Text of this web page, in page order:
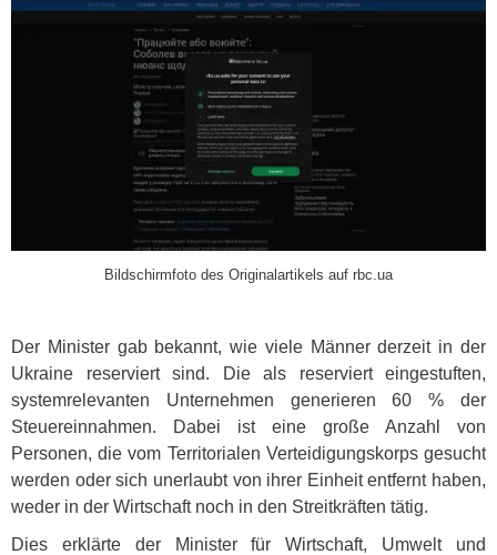
Bildschirmfoto des Originalartikels auf rbc.ua
Der Minister gab bekannt, wie viele Männer derzeit in der
Ukraine reserviert sind. Die als reserviert eingestuften,
systemrelevanten Unternehmen generieren 60 % der
Steuereinnahmen. Dabei ist eine große Anzahl von
Personen, die vom Territorialen Verteidigungskorps gesucht
werden oder sich unerlaubt von ihrer Einheit entfernt haben,
weder in der Wirtschaft noch in den Streitkräften tätig.
Dies erklärte der Minister für Wirtschaft, Umwelt und